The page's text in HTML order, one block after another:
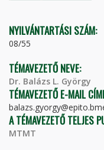
NYILVÁNTARTÁSI SZÁM:
08/55
TÉMAVEZETŐ NEVE:
Dr. Balázs L. György
TÉMAVEZETŐ E-MAIL
A TÉMAVEZETŐ TELJES
MTMT